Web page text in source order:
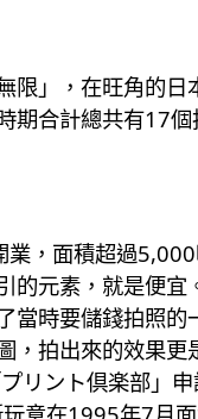
限」，在旺角的
期合計總共有17
，面積超過
元素，就是便宜
當時要儲錢拍照
拍出來的效果更
リント倶楽部」